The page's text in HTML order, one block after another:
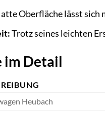
Oberfläche lässt sich
Trotz seines leichten
im Detail
Heubach